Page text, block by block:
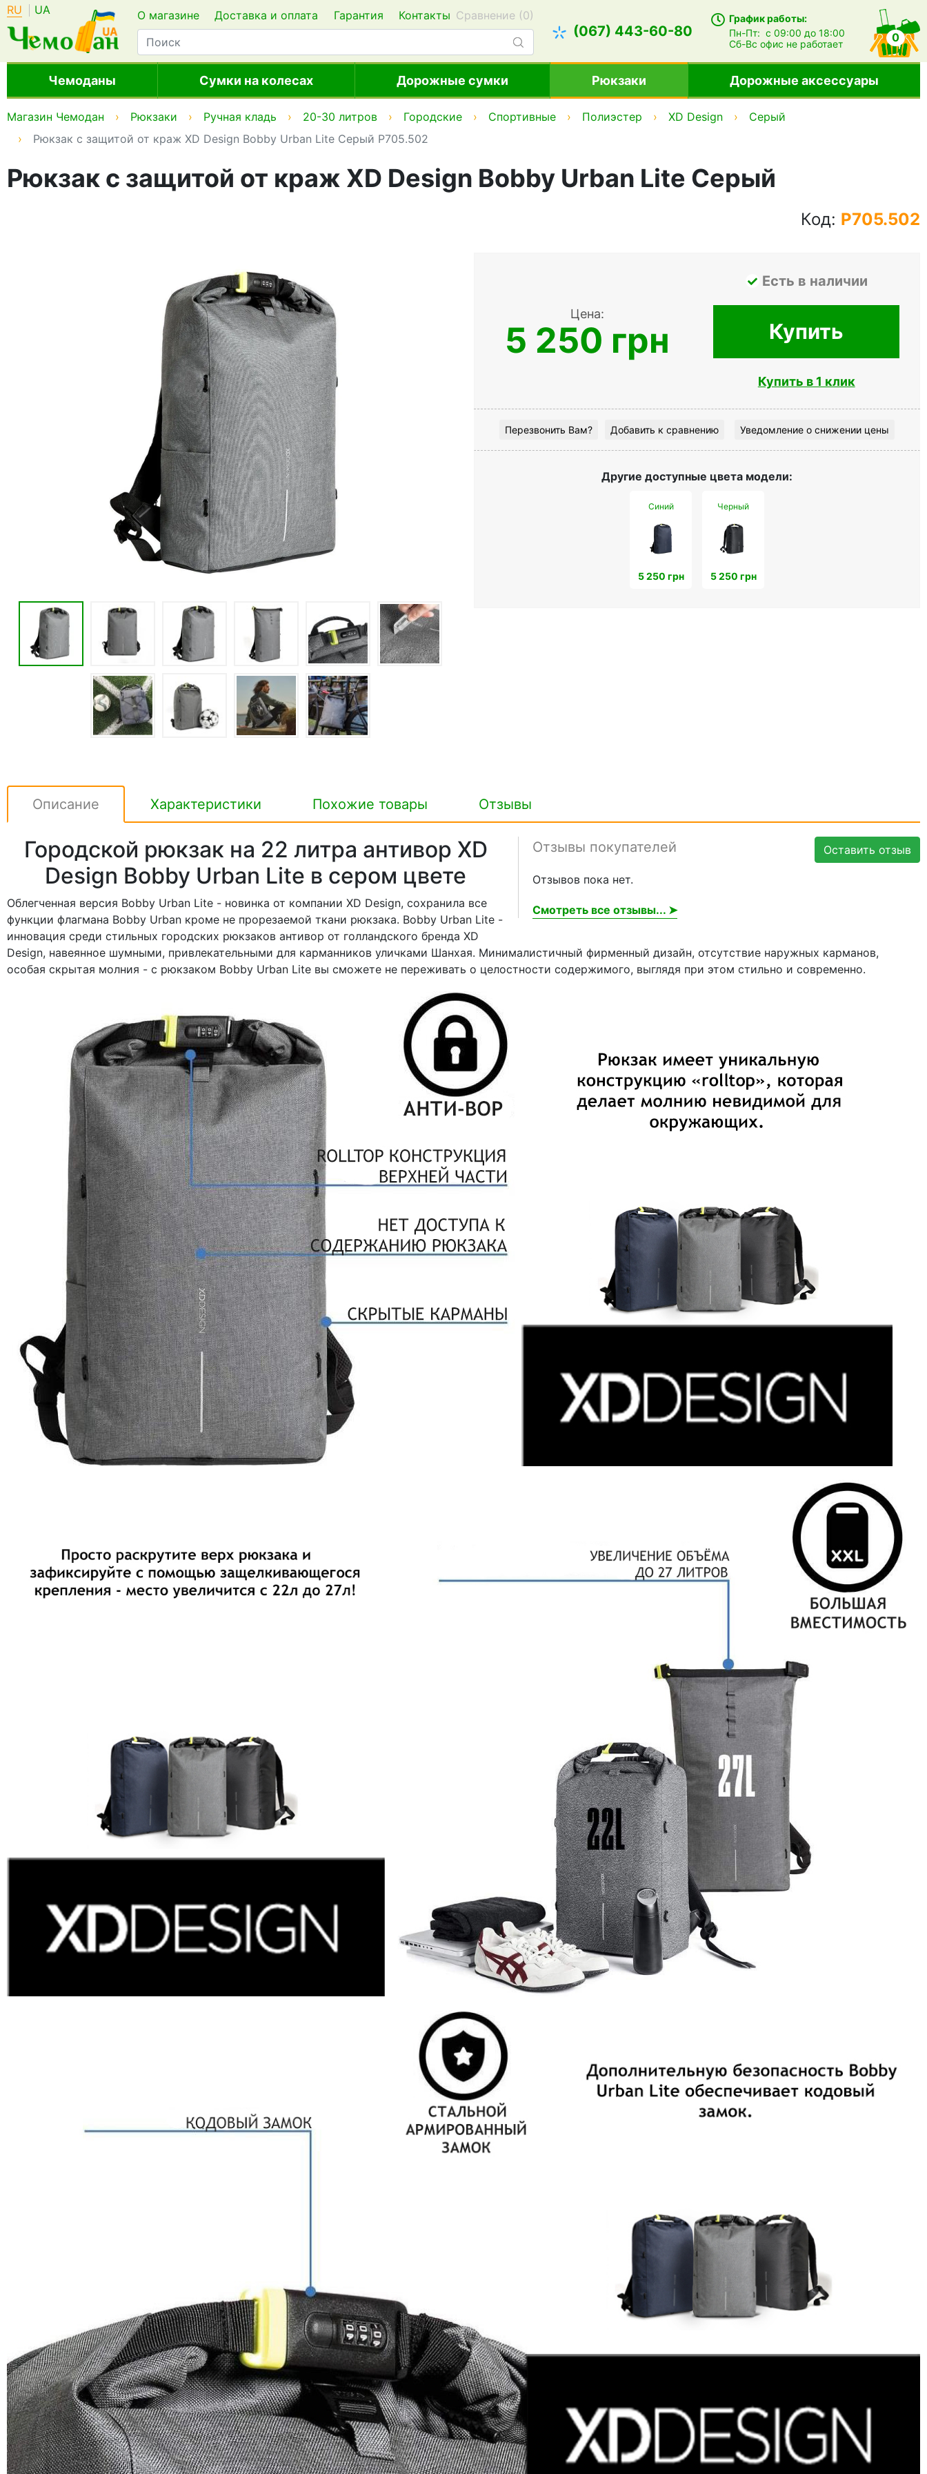
RU UA О магазине Доставка и оплата Гарантия Контакты Сравнение (0)
(067) 443-60-80
График работы:
Пн-Пт:с 09:00 до 18:00
Сб-Всофис не работает 0
Чемоданы Сумки на колесах Дорожные сумки Рюкзаки Дорожные аксессуары
Магазин Чемодан Рюкзаки Ручная кладь 20-30 литров Городские Спортивные Полиэстер XD Design
Серый
Рюкзак с защитой от краж XD Design Bobby Urban Lite Серый P705.502
Рюкзак с защитой от краж XD Design Bobby Urban Lite Серый
Код: P705.502
Цена:
5 250 грн
Есть в наличии
Купить
Купить в 1 клик
Перезвонить Вам? Добавить к сравнению Уведомление о снижении цены
Другие доступные цвета модели:
Синий
5 250 грн
Черный
5 250 грн
Описание Характеристики Похожие товары Отзывы
Оставить отзыв
Отзывы покупателей
Отзывов пока нет.
Смотреть все отзывы... ➤
Городской рюкзак на 22 литра антивор XD
Design Bobby Urban Lite в сером цвете
Облегченная версия Bobby Urban Lite - новинка от компании XD Design, сохранила все
функции флагмана Bobby Urban кроме не прорезаемой ткани рюкзака. Bobby Urban Lite -
инновация среди стильных городских рюкзаков антивор от голландского бренда XD
Design, навеянное шумными, привлекательными для карманников уличками Шанхая. Минималистичный фирменный дизайн, отсутствие наружных карманов,
особая скрытая молния - с рюкзаком Bobby Urban Lite вы сможете не переживать о целостности содержимого, выглядя при этом стильно и современно.